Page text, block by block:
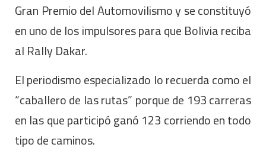
Gran Premio del Automovilismo y se constituyó
en uno de los impulsores para que Bolivia reciba
al Rally Dakar.
El periodismo especializado lo recuerda como el
“caballero de las rutas” porque de 193 carreras
en las que participó ganó 123 corriendo en todo
tipo de caminos.